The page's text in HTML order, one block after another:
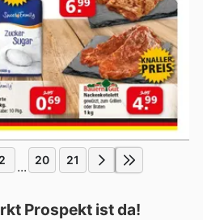
2 ... 20 21
Prospekt ist da!